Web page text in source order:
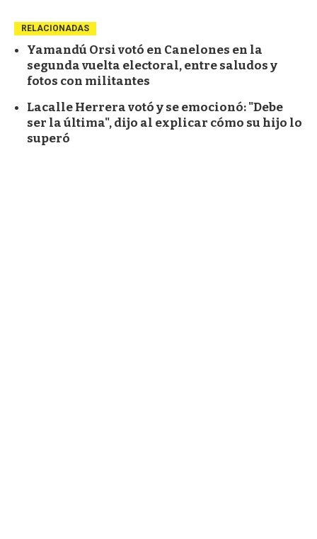
RELACIONADAS
Yamandú Orsi votó en Canelones en la
segunda vuelta electoral, entre saludos y
fotos con militantes
Lacalle Herrera votó y se emocionó: "Debe
ser la última", dijo al explicar cómo su hijo lo
superó